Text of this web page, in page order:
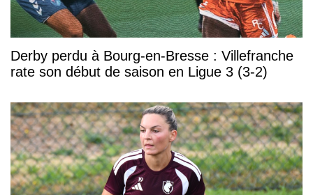
Derby perdu à Bourg-en-Bresse : Villefranche
rate son début de saison en Ligue 3 (3-2)